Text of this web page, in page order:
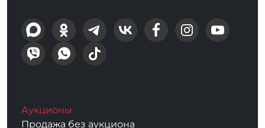
Аукционы
Продажа без аукциона